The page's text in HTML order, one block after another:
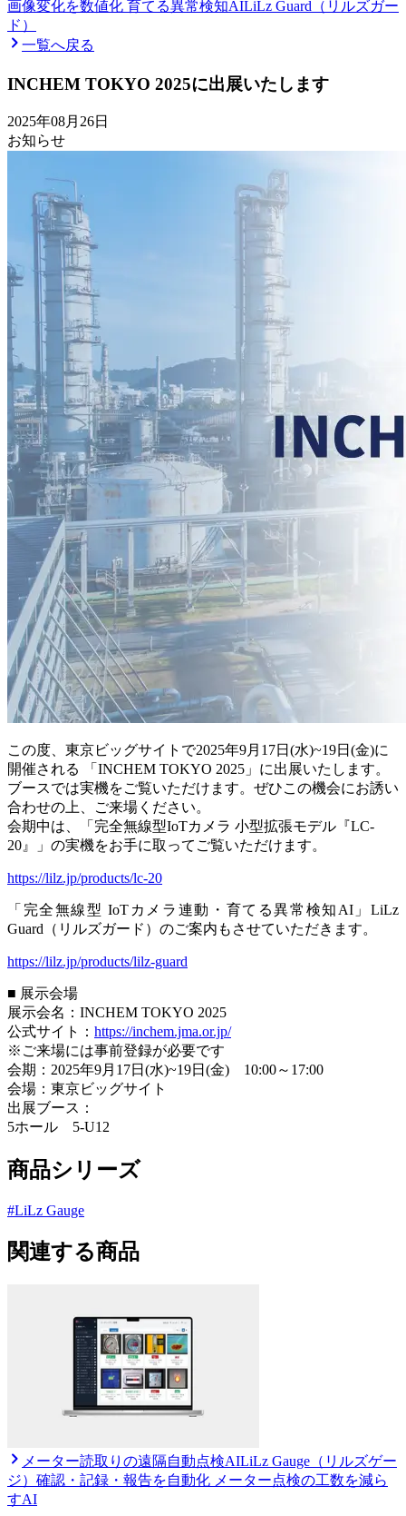
画像変化を数値化 育てる異常検知AILiLz Guard（リルズガー
ド）
一覧へ戻る
INCHEM TOKYO 2025に出展いたします
2025年08月26日
お知らせ
この度、東京ビッグサイトで2025年9月17日(水)~19日(金)に
開催される 「INCHEM TOKYO 2025」に出展いたします。
ブースでは実機をご覧いただけます。ぜひこの機会にお誘い
合わせの上、ご来場ください。
会期中は、「完全無線型IoTカメラ 小型拡張モデル『LC-
20』」の実機をお手に取ってご覧いただけます。
https://lilz.jp/products/lc-20
「完全無線型 IoTカメラ連動・育てる異常検知AI」LiLz
Guard（リルズガード）のご案内もさせていただきます。
https://lilz.jp/products/lilz-guard
■ 展示会場
展示会名：INCHEM TOKYO 2025
公式サイト： https://inchem.jma.or.jp/
※ご来場には事前登録が必要です
会期：2025年9月17日(水)~19日(金) 10:00～17:00
会場：東京ビッグサイト
出展ブース：
5ホール 5-U12
商品シリーズ
#LiLz Gauge
関連する商品
メーター読取りの遠隔自動点検AILiLz Gauge（リルズゲー
ジ） 確認・記録・報告を自動化 メーター点検の工数を減ら
すAI